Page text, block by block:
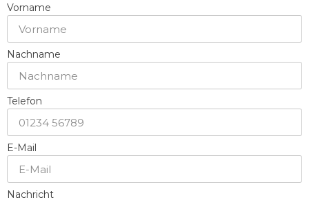
Vorname
Nachname
Telefon
E-Mail
Nachricht